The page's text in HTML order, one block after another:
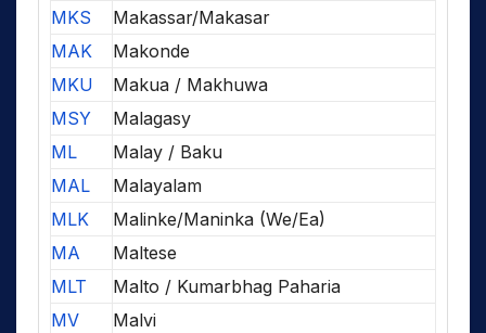
MKS
Makassar/Makasar
MAK
Makonde
MKU
Makua / Makhuwa
MSY
Malagasy
ML
Malay / Baku
MAL
Malayalam
MLK
Malinke/Maninka (We/Ea)
MA
Maltese
MLT
Malto / Kumarbhag Paharia
MV
Malvi